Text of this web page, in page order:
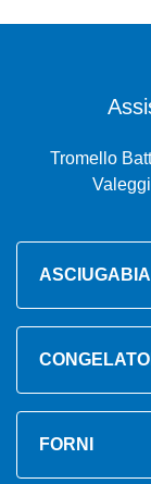
Tromello
FORNI